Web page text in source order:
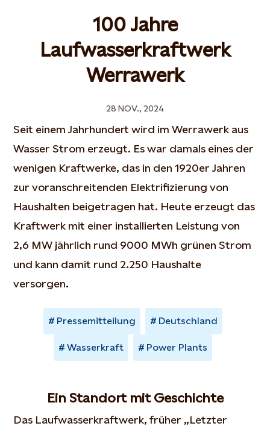
100 Jahre
Laufwasserkraftwerk
Werrawerk
28 NOV., 2024
Seit einem Jahrhundert wird im Werrawerk aus
Wasser Strom erzeugt. Es war damals eines der
wenigen Kraftwerke, das in den 1920er Jahren
zur voranschreitenden Elektrifizierung von
Haushalten beigetragen hat. Heute erzeugt das
Kraftwerk mit einer installierten Leistung von
2,6 MW jährlich rund 9000 MWh grünen Strom
und kann damit rund 2.250 Haushalte
versorgen.
Pressemitteilung Deutschland
Wasserkraft Power Plants
Ein Standort mit Geschichte
Das Laufwasserkraftwerk, früher „Letzter